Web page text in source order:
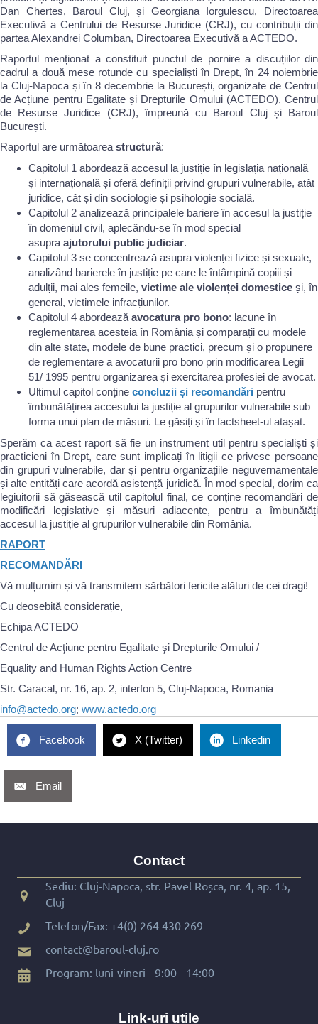
Dan Chertes, Baroul Cluj, și Georgiana Iorgulescu, Directoarea
Executivă a Centrului de Resurse Juridice (CRJ), cu contribuții din
partea Alexandrei Columban, Directoarea Executivă a ACTEDO.
Raportul menționat a constituit punctul de pornire a discuțiilor din
cadrul a două mese rotunde cu specialiști în Drept, în 24 noiembrie
la Cluj-Napoca și în 8 decembrie la București, organizate de Centrul
de Acțiune pentru Egalitate și Drepturile Omului (ACTEDO), Centrul
de Resurse Juridice (CRJ), împreună cu Baroul Cluj și Baroul
București.
Raportul are următoarea structură:
Capitolul 1 abordează accesul la justiție în legislația națională
și internațională și oferă definiții privind grupuri vulnerabile, atât
juridice, cât și din sociologie și psihologie socială.
Capitolul 2 analizează principalele bariere în accesul la justiție
în domeniul civil, aplecându-se în mod special
asupra ajutorului public judiciar.
Capitolul 3 se concentrează asupra violenței fizice și sexuale,
analizând barierele în justiție pe care le întâmpină copiii și
adulții, mai ales femeile, victime ale violenței domestice și, în
general, victimele infracțiunilor.
Capitolul 4 abordează avocatura pro bono: lacune în
reglementarea acesteia în România și comparații cu modele
din alte state, modele de bune practici, precum și o propunere
de reglementare a avocaturii pro bono prin modificarea Legii
51/ 1995 pentru organizarea și exercitarea profesiei de avocat.
Ultimul capitol conține concluzii și recomandări pentru
îmbunătățirea accesului la justiție al grupurilor vulnerabile sub
forma unui plan de măsuri. Le găsiți și în factsheet-ul atașat.
Sperăm ca acest raport să fie un instrument util pentru specialiști și
practicieni în Drept, care sunt implicați în litigii ce privesc persoane
din grupuri vulnerabile, dar și pentru organizațiile neguvernamentale
și alte entități care acordă asistență juridică. În mod special, dorim ca
legiuitorii să găsească util capitolul final, ce conține recomandări de
modificări legislative și măsuri adiacente, pentru a îmbunătăți
accesul la justiție al grupurilor vulnerabile din România.
RAPORT
RECOMANDĂRI
Vă mulțumim și vă transmitem sărbători fericite alături de cei dragi!
Cu deosebită considerație,
Echipa ACTEDO
Centrul de Acţiune pentru Egalitate şi Drepturile Omului /
Equality and Human Rights Action Centre
Str. Caracal, nr. 16, ap. 2, interfon 5, Cluj-Napoca, Romania
info@actedo.org; www.actedo.org
Facebook X (Twitter) Linkedin
Email
Contact
Sediu: Cluj-Napoca, str. Pavel Roșca, nr. 4, ap. 15,
Cluj
Telefon/Fax: +4(0) 264 430 269
contact@baroul-cluj.ro
Program: luni-vineri - 9:00 - 14:00
Link-uri utile